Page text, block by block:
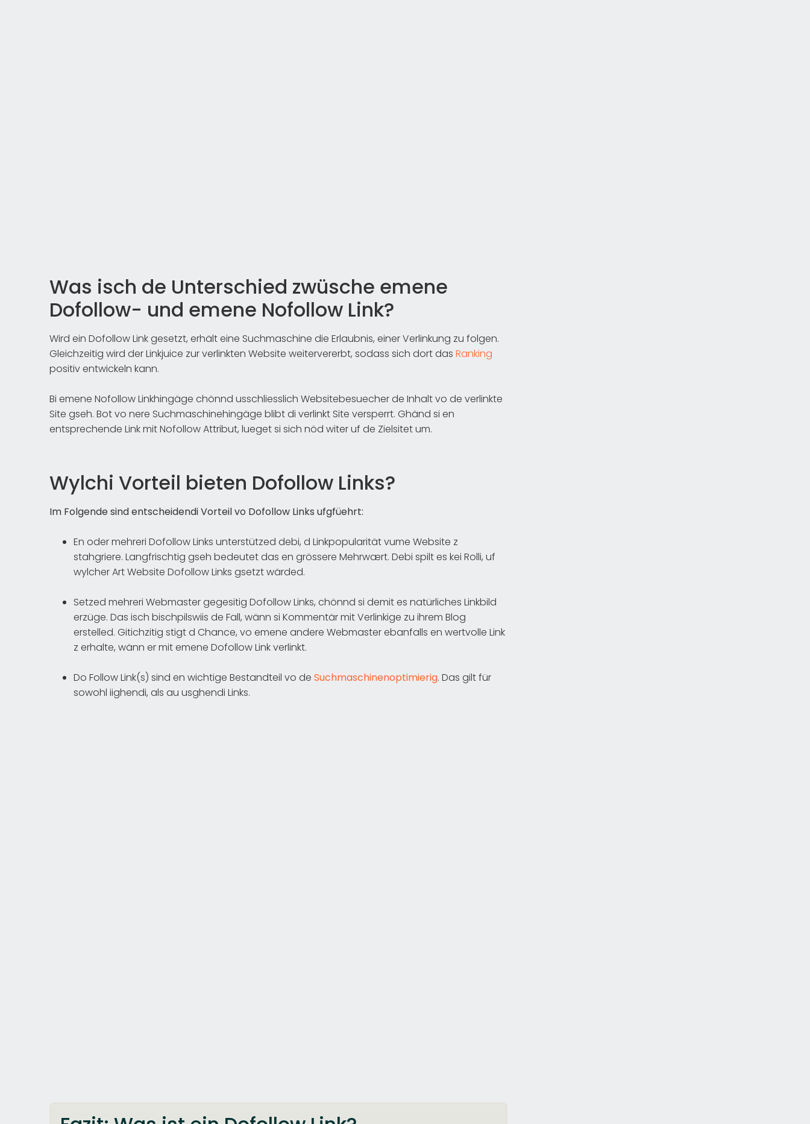
Was isch de Unterschied zwüsche emene
Dofollow- und emene Nofollow Link?
Wird ein Dofollow Link gesetzt, erhält eine Suchmaschine die Erlaubnis, einer Verlinkung zu folgen.
Gleichzeitig wird der Linkjuice zur verlinkten Website weitervererbt, sodass sich dort das Ranking
positiv entwickeln kann.
Bi emene Nofollow Linkhingäge chönnd usschliesslich Websitebesuecher de Inhalt vo de verlinkte
Site gseh. Bot vo nere Suchmaschinehingäge blibt di verlinkt Site versperrt. Ghänd si en
entsprechende Link mit Nofollow Attribut, lueget si sich nöd witer uf de Zielsitet um.
Wylchi Vorteil bieten Dofollow Links?
Im Folgende sind entscheidendi Vorteil vo Dofollow Links ufgfüehrt:
En oder mehreri Dofollow Links unterstützed debi, d Linkpopularität vume Website z
stahgriere. Langfrischtig gseh bedeutet das en grössere Mehrwært. Debi spilt es kei Rolli, uf
wylcher Art Website Dofollow Links gsetzt wärded.
Setzed mehreri Webmaster gegesitig Dofollow Links, chönnd si demit es natürliches Linkbild
erzüge. Das isch bischpilswiis de Fall, wänn si Kommentär mit Verlinkige zu ihrem Blog
erstelled. Gitichzitig stigt d Chance, vo emene andere Webmaster ebanfalls en wertvolle Link
z erhalte, wänn er mit emene Dofollow Link verlinkt.
Do Follow Link(s) sind en wichtige Bestandteil vo de Suchmaschinenoptimierig. Das gilt für
sowohl iighendi, als au usghendi Links.